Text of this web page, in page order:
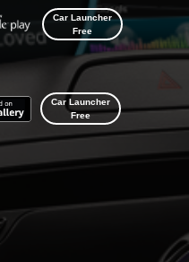
Car Launcher
Free
Car Launcher
Free